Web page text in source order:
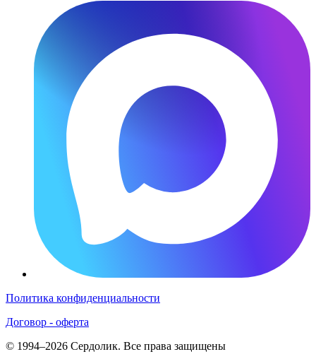
Политика конфиденциальности
Договор - оферта
© 1994–2026 Сердолик. Все права защищены